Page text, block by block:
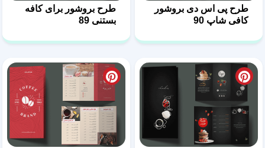
طرح پی اس دی بروشور
کافی شاپ 90
طرح بروشور برای کافه
بستنی 89